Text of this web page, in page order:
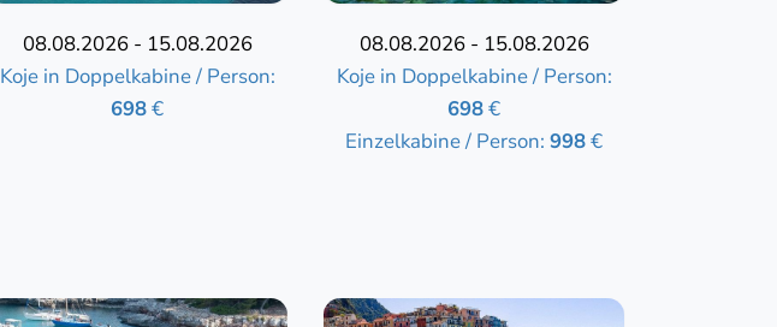
08.08.2026 - 15.08.2026
Koje in Doppelkabine / Person:
698€
08.08.2026 - 15.08.2026
Koje in Doppelkabine / Person:
698€
Einzelkabine / Person: 998€